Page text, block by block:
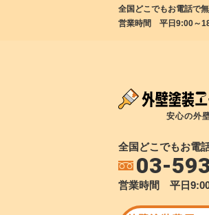
全国どこでもお電話で
営業時間 平日9:00～
安心の外
全国どこでもお電
03-
営業時間 平日